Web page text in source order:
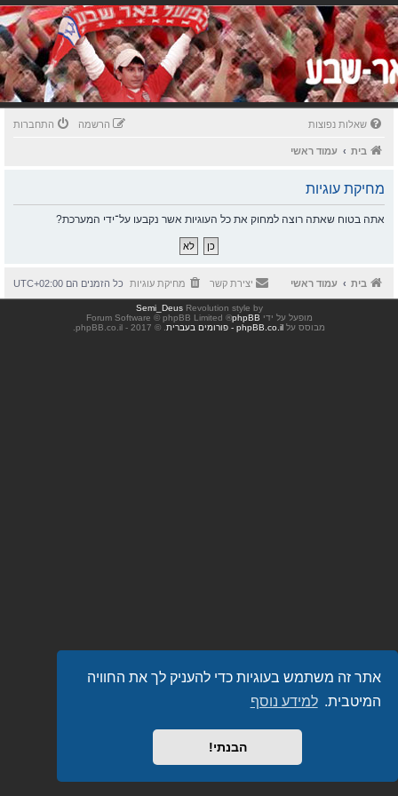
אתר זה משתמש בעוגיות כדי להעניק לך את החוויה
המיטבית. למידע נוסף
הבנתי!
שאלות נפוצות התחברות הרשמה
בית עמוד ראשי
מחיקת עוגיות
אתה בטוח שאתה רוצה למחוק את כל העוגיות אשר נקבעו על־ידי המערכת?
בית עמוד ראשי כל הזמנים הם UTC+02:00 מחיקת עוגיות יצירת קשר
Revolution style by
Semi_Deus
מופעל על ידי phpBB
® Forum Software © phpBB Limited
מבוסס על phpBB.co.il - פורומים בעברית . © 2017 - phpBB.co.il.